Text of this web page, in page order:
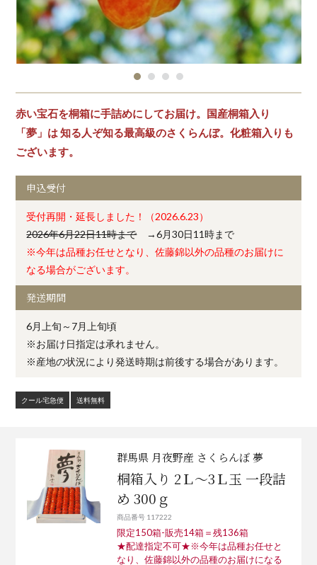
赤い宝石を桐箱に手詰めにしてお届け。国産桐箱入り
「夢」は 知る人ぞ知る最高級のさくらんぼ。化粧箱入りも
ございます。
申込受付
受付再開・延長しました！（2026.6.23）
2026年6月22日11時まで→6月30日11時まで
※今年は品種お任せとなり、佐藤錦以外の品種のお届けに
なる場合がございます。
発送期間
6月上旬～7月上旬頃
※お届け日指定は承れません。
※産地の状況により発送時期は前後する場合があります。
クール宅急便 送料無料
群馬県 月夜野産 さくらんぼ 夢
桐箱入り 2Ｌ～3Ｌ玉 一段詰
め 300ｇ
商品番号 117222
限定150箱-販売14箱＝残136箱
★配達指定不可★※今年は品種お任せと
なり、佐藤錦以外の品種のお届けになる